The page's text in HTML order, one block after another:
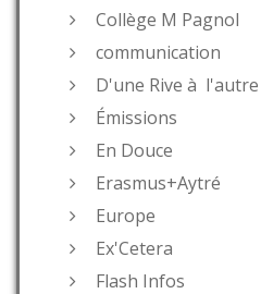
Collège M Pagnol
communication
D'une Rive à l'autre
Émissions
En Douce
Erasmus+Aytré
Europe
Ex'Cetera
Flash Infos